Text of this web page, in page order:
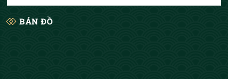
BẢN ĐỒ